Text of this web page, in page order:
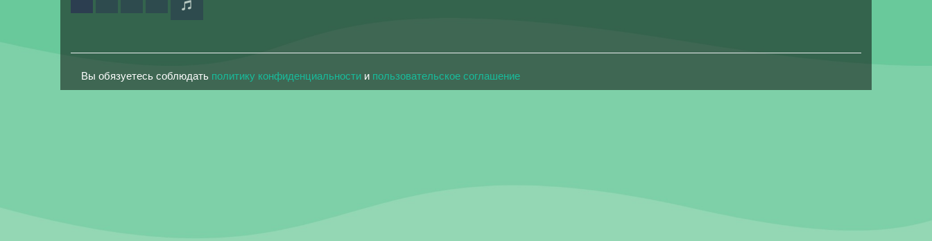
Вы обязуетесь соблюдать политику конфиденциальности и пользовательское соглашение